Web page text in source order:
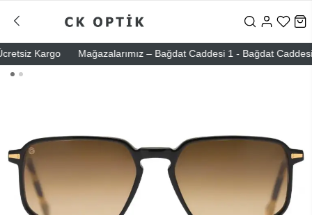
Kargo Mağazalarımız – Bağdat Caddesi 1 - Bağdat Caddesi